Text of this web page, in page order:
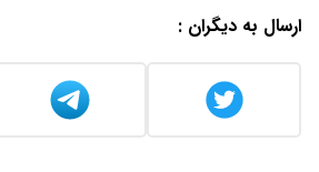
ارسال به دیگران :